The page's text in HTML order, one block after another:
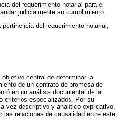
del requerimiento notarial para el
judicialmente su cumplimiento.
del requerimiento notarial,
central de determinar la
de un contrato de promesa de
en un análisis documental de la
criterios especializados. Por su
vez descriptivo y analítico-explicativo,
las relaciones de causalidad entre este,